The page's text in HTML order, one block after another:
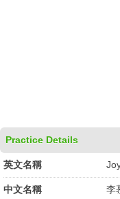
Practice Details
英文名稱
中文名稱 李